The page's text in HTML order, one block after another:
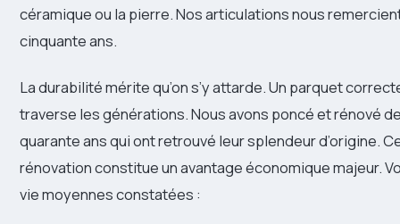
céramique ou la pierre. Nos articulations nous
cinquante ans.
La durabilité mérite qu’on s’y attarde. Un parquet
traverse les générations. Nous avons poncé et rénové
quarante ans qui ont retrouvé leur splendeur d’origine.
rénovation constitue un avantage économique majeur.
vie moyennes constatées :